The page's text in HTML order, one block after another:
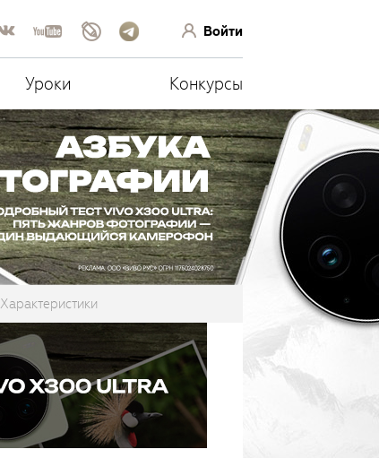
Войти
Уроки Конкурсы
Характеристики